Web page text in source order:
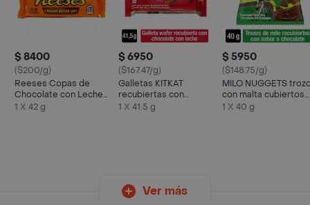
$ 8400
($200/g)
Reeses Copas de
Chocolate con Leche
y Mantequilla de Maní
1 X 42 g
$ 6950
($167.47/g)
Galletas KITKAT
recubiertas con
chocolate con leche x
1 X 41.5 g
$ 5950
($148.75/g)
MILO NUGGETS
con malta cubiertos
sabor chocolate x
1 X 40 g
Ver más